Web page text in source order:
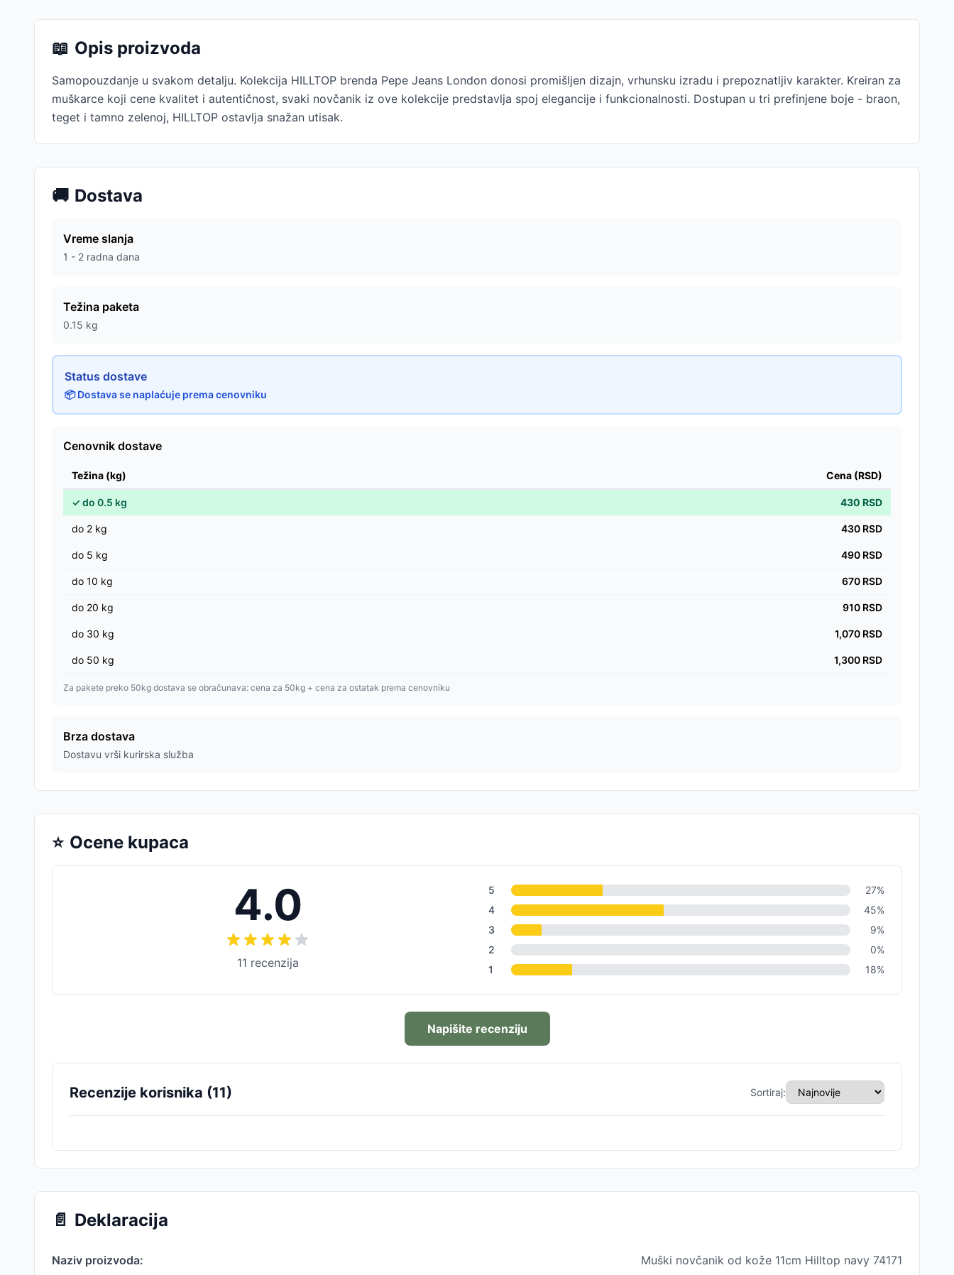
📖 Opis proizvoda
Samopouzdanje u svakom detalju. Kolekcija HILLTOP brenda Pepe Jeans London donosi promišljen dizajn, vrhunsku izradu i prepoznatljiv karakter. Kreiran za
muškarce koji cene kvalitet i autentičnost, svaki novčanik iz ove kolekcije predstavlja spoj elegancije i funkcionalnosti. Dostupan u tri prefinjene boje - braon,
teget i tamno zelenoj, HILLTOP ostavlja snažan utisak.
🚚 Dostava
Vreme slanja
1 - 2 radna dana
Težina paketa
0.15 kg
Status dostave
📦 Dostava se naplaćuje prema cenovniku
Cenovnik dostave
Težina (kg) Cena (RSD)
✓do 0.5 kg 430 RSD
do 2 kg 430 RSD
do 5 kg 490 RSD
do 10 kg 670 RSD
do 20 kg 910 RSD
do 30 kg 1,070 RSD
do 50 kg 1,300 RSD
Za pakete preko 50kg dostava se obračunava: cena za 50kg + cena za ostatak prema cenovniku
Brza dostava
Dostavu vrši kurirska služba
⭐ Ocene kupaca
4.0
11 recenzija
5 27%
4
45%
3
9%
2
0%
1
18%
Napišite recenziju
Recenzije korisnika (11) Sortiraj:
📄 Deklaracija
Naziv proizvoda: Muški novčanik od kože 11cm Hilltop navy 74171